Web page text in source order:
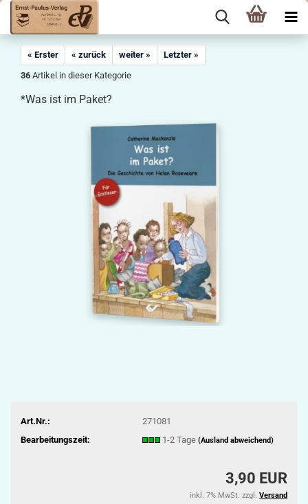
« Erster « zurück weiter »
Letzter »
36 Artikel in dieser Kategorie
*Was ist im Paket?
Art.Nr.:
271081
Bearbeitungszeit:
1-2 Tage (Ausland abweichend)
3,90 EUR
inkl. 7% MwSt. zzgl. Versand